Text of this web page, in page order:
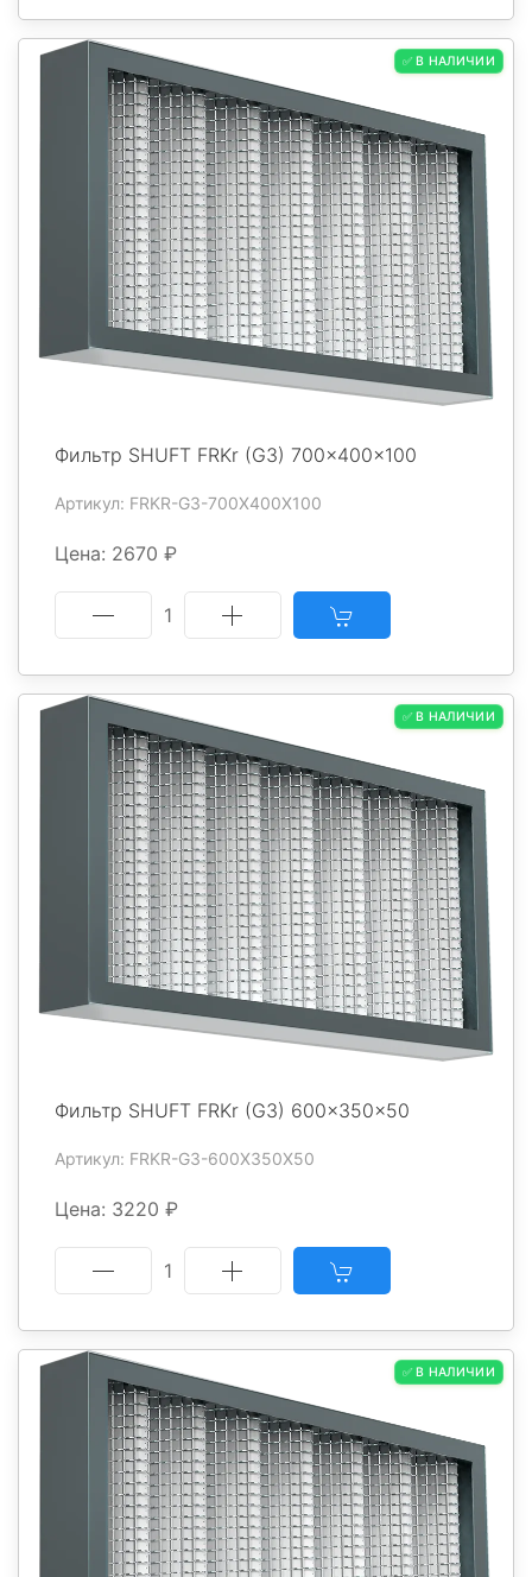
✅ В НАЛИЧИИ
Фильтр SHUFT FRKr (G3) 700x400x100
Артикул: FRKR-G3-700X400X100
Цена: 2670 ₽
1
✅ В НАЛИЧИИ
Фильтр SHUFT FRKr (G3) 600x350x50
Артикул: FRKR-G3-600X350X50
Цена: 3220 ₽
1
✅ В НАЛИЧИИ